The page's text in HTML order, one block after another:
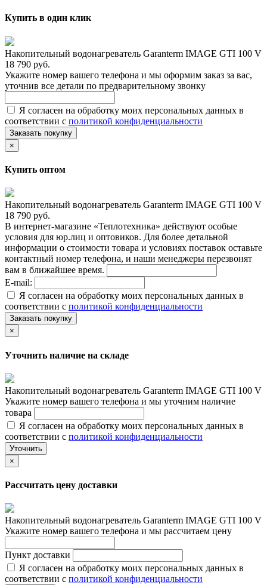
Купить в один клик
Накопительный водонагреватель Garanterm IMAGE GTI 100 V
18 790 руб.
Укажите номер вашего телефона и мы оформим заказ за вас,
уточнив все детали по предварительному звонку
Я согласен на обработку моих персональных данных в
соответствии с политикой конфиденциальности
Заказать покупку
×
Купить оптом
Накопительный водонагреватель Garanterm IMAGE GTI 100 V
18 790 руб.
В интернет-магазине «Теплотехника» действуют особые
условия для юр.лиц и оптовиков. Для более детальной
информации о стоимости товара и условиях поставок оставьте
контактный номер телефона, и наши менеджеры перезвонят
вам в ближайшее время.
E-mail:
Я согласен на обработку моих персональных данных в
соответствии с политикой конфиденциальности
Заказать покупку
×
Уточнить наличие на складе
Накопительный водонагреватель Garanterm IMAGE GTI 100 V
Укажите номер вашего телефона и мы уточним наличие
товара
Я согласен на обработку моих персональных данных в
соответствии с политикой конфиденциальности
Уточнить
×
Рассчитать цену доставки
Накопительный водонагреватель Garanterm IMAGE GTI 100 V
Укажите номер вашего телефона и мы рассчитаем цену
Пункт доставки
Я согласен на обработку моих персональных данных в
соответствии с политикой конфиденциальности